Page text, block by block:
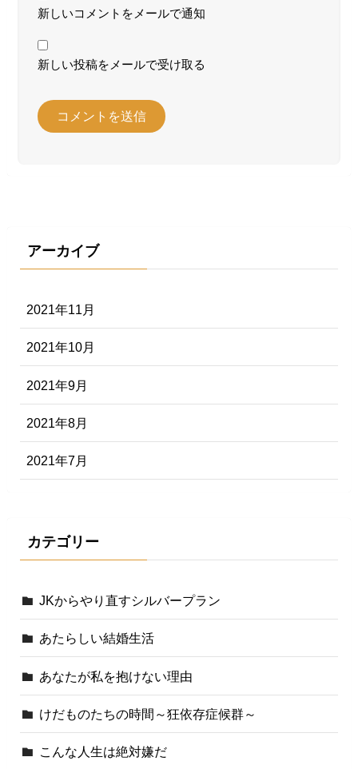
新しいコメントをメールで通知
新しい投稿をメールで受け取る
アーカイブ
2021年11月
2021年10月
2021年9月
2021年8月
2021年7月
カテゴリー
JKからやり直すシルバープラン
あたらしい結婚生活
あなたが私を抱けない理由
けだものたちの時間～狂依存症候群～
こんな人生は絶対嫌だ